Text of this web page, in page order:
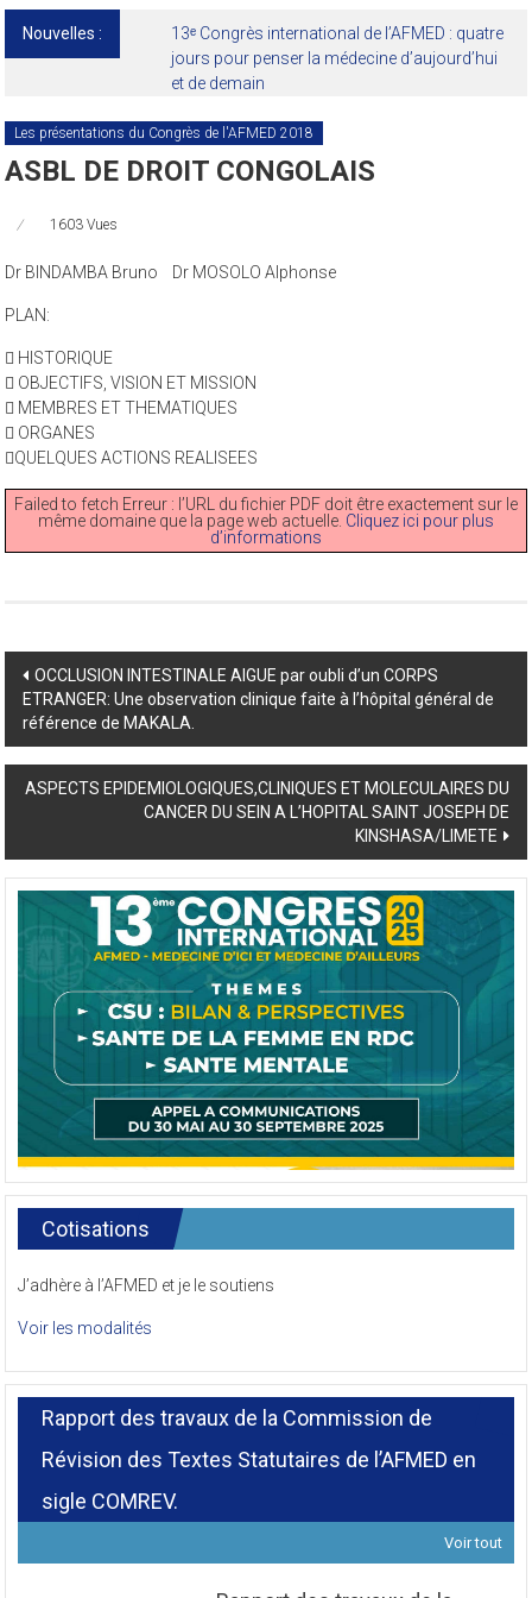
Nouvelles :
13ᵉ Congrès international de l’AFMED : quatre
jours pour penser la médecine d’aujourd’hui
et de demain
Les présentations du Congrès de l'AFMED 2018
ASBL DE DROIT CONGOLAIS
1603 Vues
Dr BINDAMBA Bruno Dr MOSOLO Alphonse
PLAN:
 HISTORIQUE
 OBJECTIFS, VISION ET MISSION
 MEMBRES ET THEMATIQUES
 ORGANES
QUELQUES ACTIONS REALISEES
Failed to fetch Erreur : l’URL du fichier PDF doit être exactement sur le
même domaine que la page web actuelle. Cliquez ici pour plus
d’informations
Post
navigation
OCCLUSION INTESTINALE AIGUE par oubli d’un CORPS
ETRANGER: Une observation clinique faite à l’hôpital général de
référence de MAKALA.
ASPECTS EPIDEMIOLOGIQUES,CLINIQUES ET MOLECULAIRES DU
CANCER DU SEIN A L’HOPITAL SAINT JOSEPH DE
KINSHASA/LIMETE
Cotisations
J’adhère à l’AFMED et je le soutiens
Voir les modalités
Rapport des travaux de la Commission de
Révision des Textes Statutaires de l’AFMED en
sigle COMREV.
Voir tout